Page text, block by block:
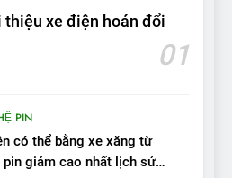
lượng tương xứng
GIÁ XE
VF 7 tấm tắc: “Hơn
xe xăng”
GIÁ XE
thiệu xe điện hoán đổi
01
PIN
có thể bằng xe xăng từ
giảm cao nhất lịch sử